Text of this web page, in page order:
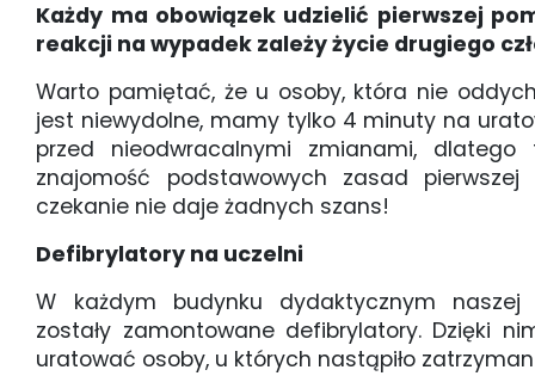
Każdy ma obowiązek udzielić pierwszej
reakcji na wypadek zależy życie drugiego
Warto pamiętać, że u osoby, która nie
jest niewydolne, mamy tylko 4 minuty na
przed nieodwracalnymi zmianami,
znajomość podstawowych zasad pierwszej
czekanie nie daje żadnych szans!
Defibrylatory na uczelni
W każdym budynku dydaktycznym naszej
zostały zamontowane defibrylatory. Dzięki
uratować osoby, u których nastąpiło